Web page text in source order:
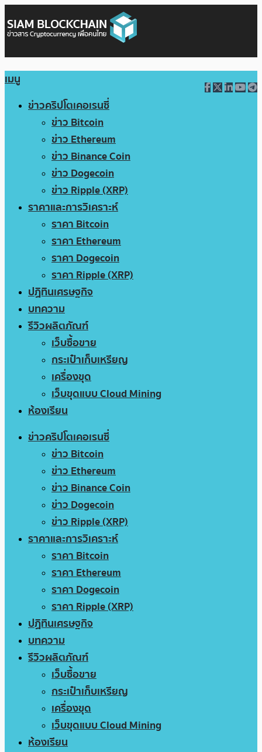
เมนู
ข่าวคริปโตเคอเรนซี่
ข่าว Bitcoin
ข่าว Ethereum
ข่าว Binance Coin
ข่าว Dogecoin
ข่าว Ripple (XRP)
ราคาและการวิเคราะห์
ราคา Bitcoin
ราคา Ethereum
ราคา Dogecoin
ราคา Ripple (XRP)
ปฏิทินเศรษฐกิจ
บทความ
รีวิวผลิตภัณฑ์
เว็บซื้อขาย
กระเป๋าเก็บเหรียญ
เครื่องขุด
เว็บขุดแบบ Cloud Mining
ห้องเรียน
ข่าวคริปโตเคอเรนซี่
ข่าว Bitcoin
ข่าว Ethereum
ข่าว Binance Coin
ข่าว Dogecoin
ข่าว Ripple (XRP)
ราคาและการวิเคราะห์
ราคา Bitcoin
ราคา Ethereum
ราคา Dogecoin
ราคา Ripple (XRP)
ปฏิทินเศรษฐกิจ
บทความ
รีวิวผลิตภัณฑ์
เว็บซื้อขาย
กระเป๋าเก็บเหรียญ
เครื่องขุด
เว็บขุดแบบ Cloud Mining
ห้องเรียน